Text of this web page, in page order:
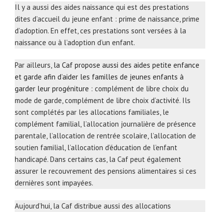
Il y a aussi des aides naissance qui est des prestations
dites d’accueil du jeune enfant : prime de naissance, prime
d’adoption. En effet, ces prestations sont versées à la
naissance ou à l’adoption d’un enfant.
Par ailleurs, la Caf propose aussi des aides petite enfance
et garde afin d’aider les familles de jeunes enfants à
garder leur progéniture : complément de libre choix du
mode de garde, complément de libre choix d’activité. Ils
sont complétés par les allocations familiales, le
complément familial, l’allocation journalière de présence
parentale, l’allocation de rentrée scolaire, l’allocation de
soutien familial, l’allocation d’éducation de l’enfant
handicapé. Dans certains cas, la Caf peut également
assurer le recouvrement des pensions alimentaires si ces
dernières sont impayées.
Aujourd’hui, la Caf distribue aussi des allocations